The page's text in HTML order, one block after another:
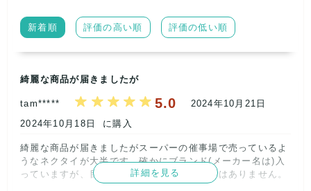
簡易な検品・アイロンはしておりますが、多少シワや保管時の
多少のダメージは、
新着順 評価の高い順 評価の低い順
綺麗な商品が届きましたが
tam***** 5.0
2024年10月21日
2024年10月18日
に購入
綺麗な商品が届きましたがスーパーの催事場で売っているよ
うなネクタイが大半です。確かにブランド(メーカー名は)入
詳細を見る